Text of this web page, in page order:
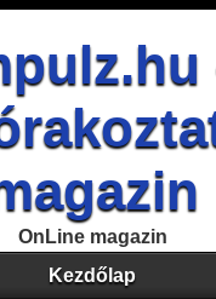
OnLine magazin
Kezdőlap